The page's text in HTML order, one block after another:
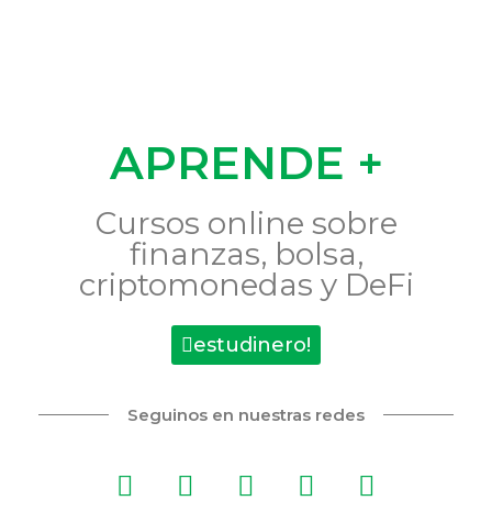
APRENDE +
Cursos online sobre
finanzas, bolsa,
criptomonedas y DeFi
estudinero!
Seguinos en nuestras redes